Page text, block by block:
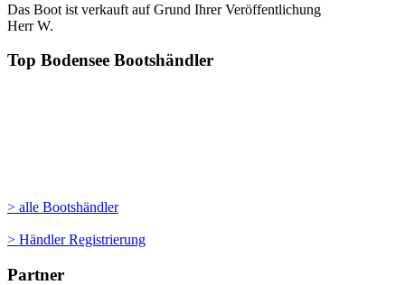
Das Boot ist verkauft auf Grund Ihrer Veröffentlichung
Herr W.
Top Bodensee Bootshändler
> alle Bootshändler
> Händler Registrierung
Partner